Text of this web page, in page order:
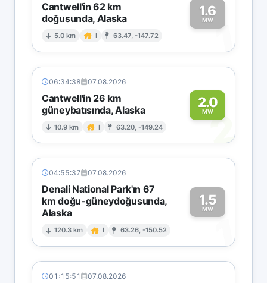
Cantwell'in 62 km
doğusunda, Alaska
5.0 km I 63.47, -147.72
1.6
MW1
06:34:38 07.08.2026
Cantwell'in 26 km
güneybatısında, Alaska
10.9 km I 63.20, -149.24
2.0
MW2
04:55:37 07.08.2026
Denali National Park'ın 67
km doğu-güneydoğusunda,
Alaska
120.3 km I 63.26, -150.52
1.5
MW
1
01:15:51 07.08.2026